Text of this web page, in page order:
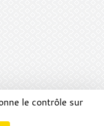
le contrôle sur